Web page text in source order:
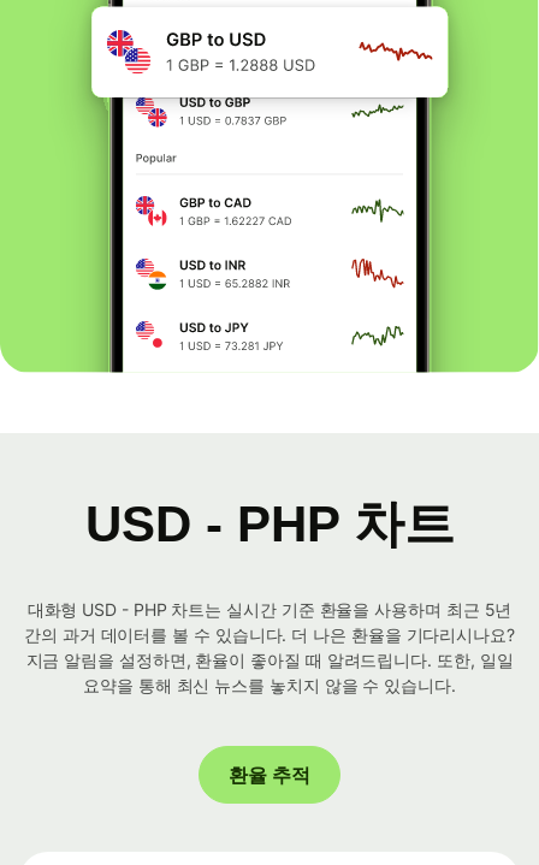
USD - PHP 차트
대화형 USD - PHP 차트는 실시간 기준 환율을 사용하며 최근 5년
간의 과거 데이터를 볼 수 있습니다. 더 나은 환율을 기다리시나요?
지금 알림을 설정하면, 환율이 좋아질 때 알려드립니다. 또한, 일일
요약을 통해 최신 뉴스를 놓치지 않을 수 있습니다.
환율 추적